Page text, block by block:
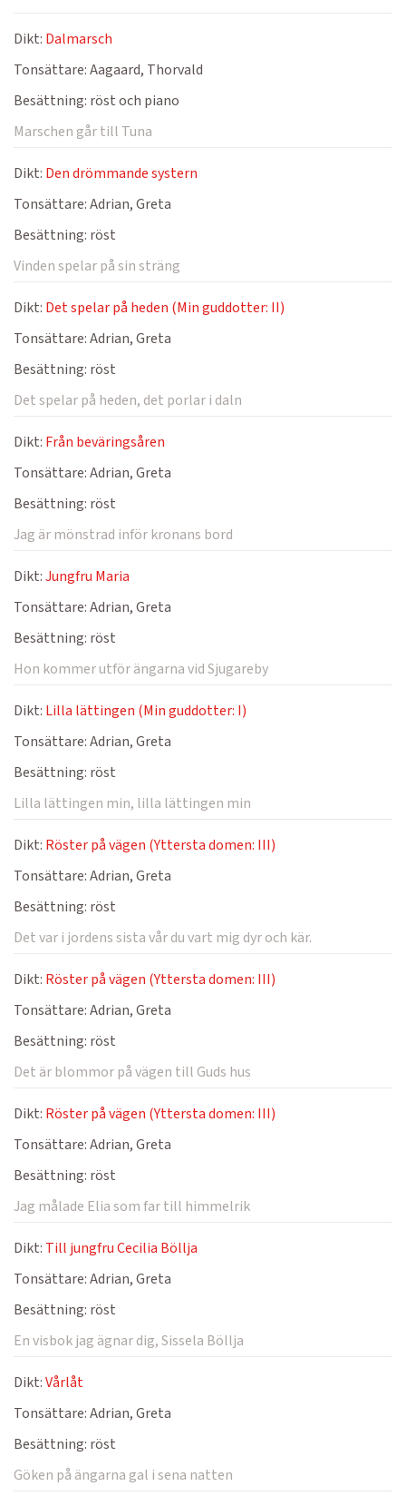
Dikt: Dalmarsch
Tonsättare:Aagaard, Thorvald
Besättning: röst och piano
Marschen går till Tuna
Dikt: Den drömmande systern
Tonsättare:Adrian, Greta
Besättning: röst
Vinden spelar på sin sträng
Dikt: Det spelar på heden (Min guddotter: II)
Tonsättare:Adrian, Greta
Besättning: röst
Det spelar på heden, det porlar i daln
Dikt: Från beväringsåren
Tonsättare:Adrian, Greta
Besättning: röst
Jag är mönstrad inför kronans bord
Dikt:Jungfru Maria
Tonsättare:Adrian, Greta
Besättning: röst
Hon kommer utför ängarna vid Sjugareby
Dikt: Lilla lättingen (Min guddotter: I)
Tonsättare:Adrian, Greta
Besättning: röst
Lilla lättingen min, lilla lättingen min
Dikt: Röster på vägen (Yttersta domen: III)
Tonsättare:Adrian, Greta
Besättning: röst
Det var i jordens sista vår du vart mig dyr och kär.
Dikt: Röster på vägen (Yttersta domen: III)
Tonsättare:Adrian, Greta
Besättning: röst
Det är blommor på vägen till Guds hus
Dikt: Röster på vägen (Yttersta domen: III)
Tonsättare:Adrian, Greta
Besättning: röst
Jag målade Elia som far till himmelrik
Dikt: Till jungfru Cecilia Böllja
Tonsättare:Adrian, Greta
Besättning: röst
En visbok jag ägnar dig, Sissela Böllja
Dikt:Vårlåt
Tonsättare:Adrian, Greta
Besättning: röst
Göken på ängarna gal i sena natten